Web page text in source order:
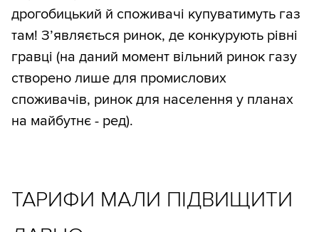
дрогобицький й споживачі купуватимуть газ
там! З’являється ринок, де конкурують рівні
гравці (на даний момент вільний ринок газу
створено лише для промислових
споживачів, ринок для населення у планах
на майбутнє - ред).
ТАРИФИ МАЛИ ПІДВИЩИТИ